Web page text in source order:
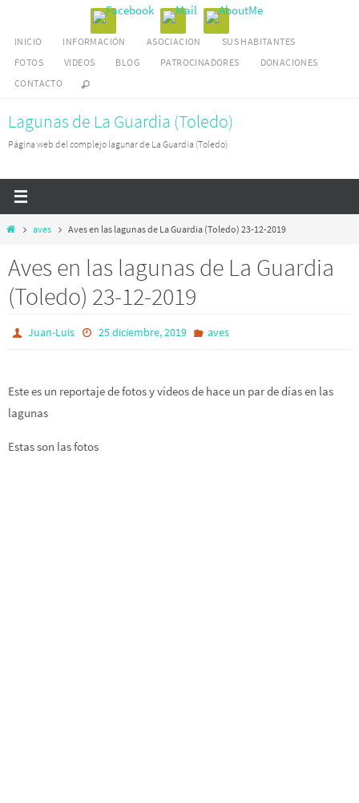
contenido
INICIO INFORMACIÓN ASOCIACION
SUS HABITANTES
FOTOS
VIDEOS BLOG PATROCINADORES
DONACIONES
CONTACTO
Lagunas de La Guardia (Toledo)
Página web del complejo lagunar de La Guardia (Toledo)
Inicioaves Aves en las lagunas de La Guardia (Toledo) 23-12-2019
Aves en las lagunas de La Guardia
(Toledo) 23-12-2019
Juan-Luis 25 diciembre, 2019 aves
Este es un reportaje de fotos y vídeos de hace un par de días en las
lagunas
Estas son las fotos